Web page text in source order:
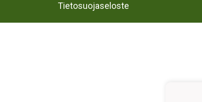
Tietosuojaseloste